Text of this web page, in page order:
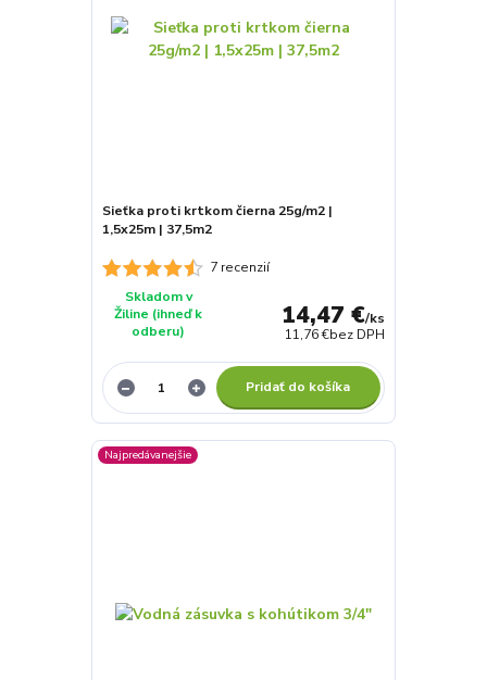
7 recenzií
Sieťka proti krtkom čierna 25g/m2 |
1,5x25m | 37,5m2
14,47 €/ks
11,76 €bez DPH
Skladom v
Žiline (ihneď k
odberu)
Pridať do košíka
Najpredávanejšie